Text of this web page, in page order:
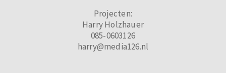
Projecten:
Harry Holzhauer
085-0603126
harry@media126.nl